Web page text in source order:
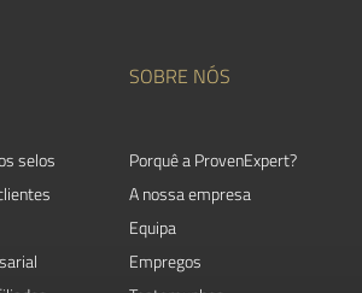
selos
SOBRE NÓS
Porquê a ProvenExpert?
A nossa empresa
Equipa
Empregos